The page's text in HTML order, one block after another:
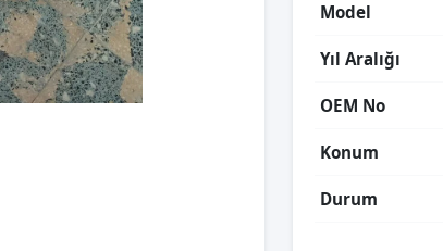
Model
Yıl Aralığı
OEM No
Konum
Durum